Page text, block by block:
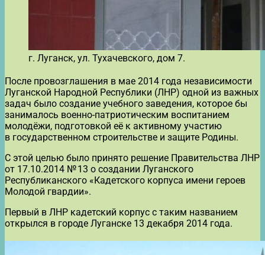
г. Луганск, ул. Тухачевского, дом 7.
После провозглашения в мае 2014 года независимости
Луганской Народной Республики (ЛНР) одной из важных
задач было создание учебного заведения, которое бы
занималось военно-патриотическим воспитанием
молодёжи, подготовкой её к активному участию
в государственном строительстве и защите Родины.
С этой целью было принято решение Правительства ЛНР
от 17.10.2014 № 13 о создании Луганского
Республиканского «Кадетского корпуса имени героев
Молодой гвардии».
Первый в ЛНР кадетский корпус с таким названием
открылся в городе Луганске 13 декабря 2014 года.